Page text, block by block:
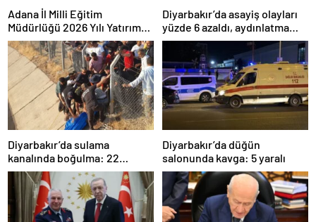
Adana İl Milli Eğitim
Müdürlüğü 2026 Yılı Yatırım
Programı değerlendirildi
Diyarbakır’da asayiş olayları
yüzde 6 azaldı, aydınlatma
oranı yüzde 98’e yükseldi
Diyarbakır’da sulama
kanalında boğulma: 22
yaşındaki genç hayatını
kaybetti
Diyarbakır’da düğün
salonunda kavga: 5 yaralı